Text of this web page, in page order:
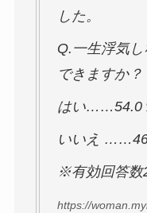
した。
Q.一生浮気
できますか？
はい……54.0
いいえ
※有効回答数
https://